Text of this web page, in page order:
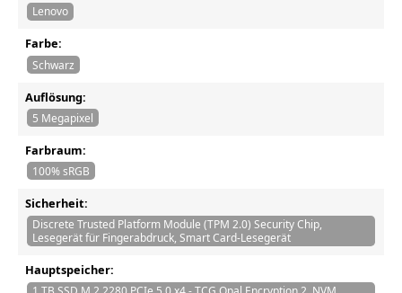
Lenovo
Farbe:
Schwarz
Auflösung:
5 Megapixel
Farbraum:
100% sRGB
Sicherheit:
Discrete Trusted Platform Module (TPM 2.0) Security Chip,
Lesegerät für Fingerabdruck, Smart Card-Lesegerät
Hauptspeicher: